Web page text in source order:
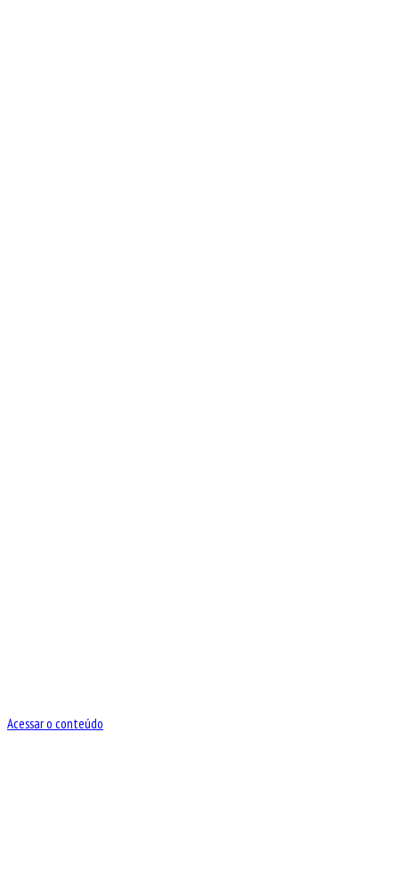
Acessar o conteúdo